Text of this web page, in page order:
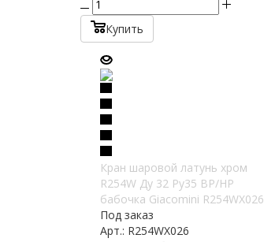
Купить
Кран шаровой латунь хром
R254W Ду 32 Ру35 ВР/НР
бабочка Giacomini R254WX026
Под заказ
Арт.: R254WX026